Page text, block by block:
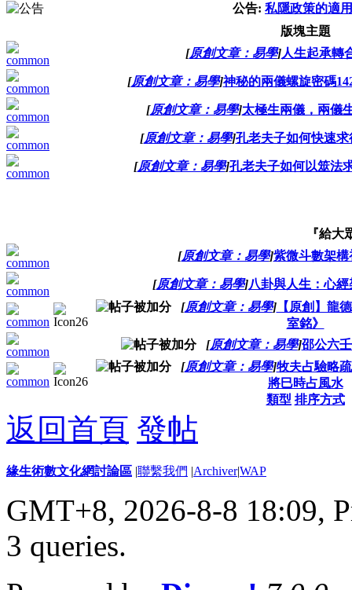
公告: 私隱政策的適
版塊主題
[原創文章：易學]人生起承轉
[原創文章：易學]神秘的兩儀螺旋密碼
[原創文章：易學]太極生兩儀，兩儀
[原創文章：易學]孔老夫子如何快速求
[原創文章：易學]孔老夫子如何以筮法
『給
[原創文章：易學]紫微斗數架構
[原創文章：易學]八卦與人生：心經
[原創文章：易學]【原創】龍
室銘》
[原創文章：易學]邵公六
[原創文章：易學]牧夫占驗略
將巳時占風水
類型 排序方式
返回首頁 發帖
緣生術數文化網討論區 |聯繫我們 |Archiver|WAP
GMT+8, 2026-8-8 18:09,
3 queries.